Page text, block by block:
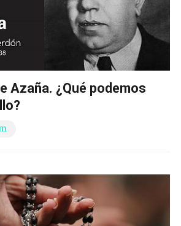
Azaña. ¿Qué podemos